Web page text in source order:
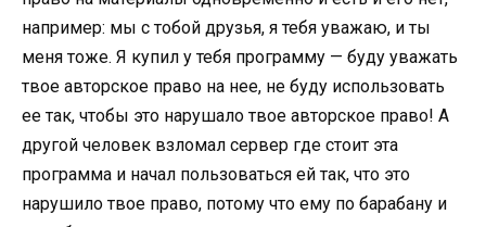
например: мы с тобой друзья, я тебя уважаю, и ты
меня тоже. Я купил у тебя программу — буду уважать
твое авторское право на нее, не буду использовать
ее так, чтобы это нарушало твое авторское право! А
другой человек взломал сервер где стоит эта
программа и начал пользоваться ей так, что это
нарушило твое право, потому что ему по барабану и